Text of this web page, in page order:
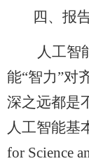
四、报
人工智
能“智力”对
深之远都是
人工智能基
for Science